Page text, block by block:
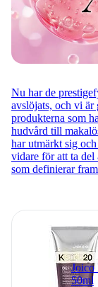
Nu har de
avslöjats, och vi är
produkterna som
hudvård till
har utmärkt sig
vidare för att ta del
som definierar
Joico
50ml